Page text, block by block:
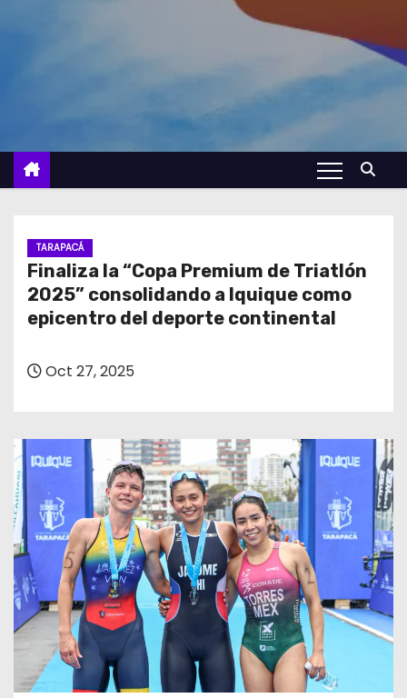
TARAPACÁ
Finaliza la “Copa Premium de Triatlón
2025” consolidando a Iquique como
epicentro del deporte continental
Oct 27, 2025